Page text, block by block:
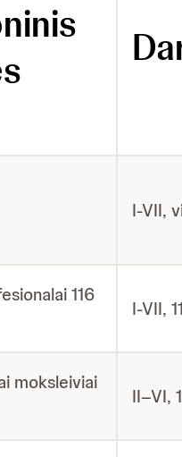
I-VII,
116
I-VII,
moksleiviai
II–VI,